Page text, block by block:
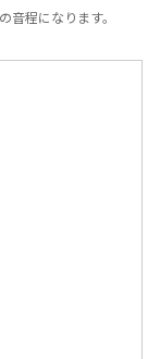
程になります。